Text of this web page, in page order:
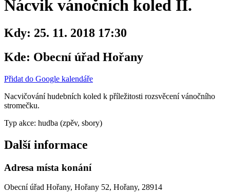
Nácvik vánočních koled II.
Kdy: 25. 11. 2018 17:30
Kde: Obecní úřad Hořany
Přidat do Google kalendáře
Nacvičování hudebních koled k příležitosti rozsvěcení vánočního
stromečku.
Typ akce: hudba (zpěv, sbory)
Další informace
Adresa místa konání
Obecní úřad Hořany, Hořany 52, Hořany, 28914